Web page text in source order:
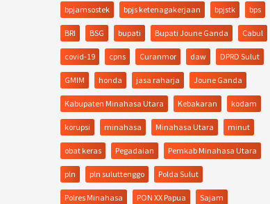
bpjamsostek bpjs ketenagakerjaan bpjstk bps
BRI BSG bupati Bupati Joune Ganda Cabul
covid-19 cpns Curanmor daw DPRD Sulut
GMIM honda jasa raharja Joune Ganda
Kabupaten Minahasa Utara Kebakaran kodam
korupsi minahasa Minahasa Utara minut
obat keras Pegadaian Pemkab Minahasa Utara
pln pln suluttenggo Polda Sulut
Polres Minahasa PON XX Papua Sajam